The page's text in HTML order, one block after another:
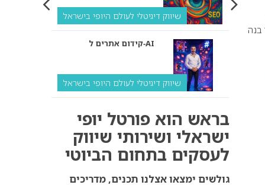
בנה
שיווק דיגיטלי לעולם היופי בישראל
קידום אתרים ל‑AI
שיווק דיגיטלי לעולם היופי בישראל
ולמה העסק שלך צריך
שיווק דיגיטלי לעסקים
קידום ל‑AI לעומת קידום
בראש הוא פורטל יופי
ישראלי ושירותי שיווק
לעסקים בתחום הביוטי
גולשים ימצאו אצלנו תכנים, מדריכים